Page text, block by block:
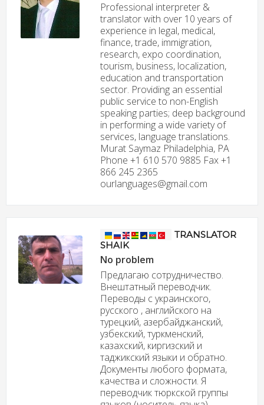
Professional interpreter &
translator with over 10 years of
experience in legal, medical,
finance, trade, immigration,
research, expo coordination,
tourism, business, localization,
education and transportation
sector. Providing an essential
public service to non-English
speaking parties; deep background
in performing a wide variety of
services, language translations.
Murat Saymaz Philadelphia, PA
Phone +1 610 570 9885 Fax +1
866 245 2365
ourlanguages@gmail.com
TRANSLATOR
SHAIK
No problem
Предлагаю сотрудничество.
Внештатный переводчик.
Переводы с украинского,
русского , английского на
турецкий, азербайджанский,
узбекский, туркменский,
казахский, киргизский и
таджикский языки и обратно.
Документы любого формата,
качества и сложности. Я
переводчик тюркской группы